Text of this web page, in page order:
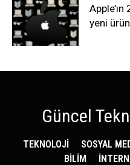
yeni ürün
Güncel
TEKNOLOJİ SOSYAL
BİLİM